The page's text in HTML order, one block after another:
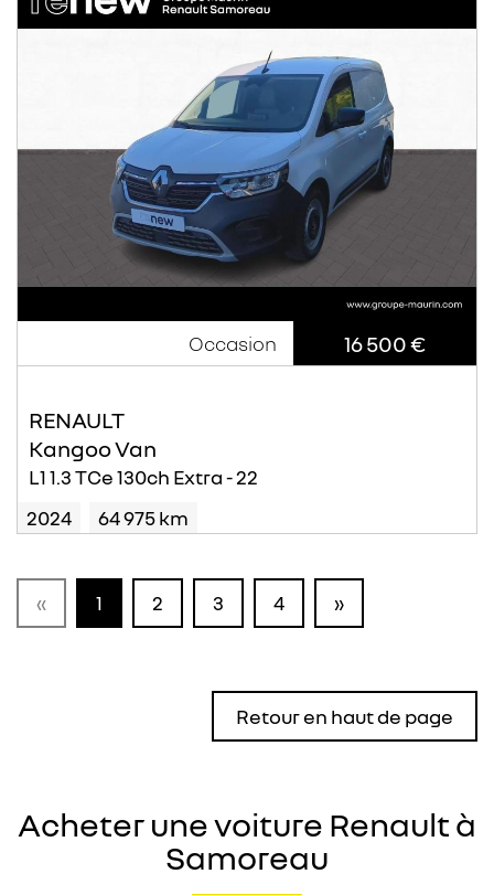
Occasion 16 500 €
RENAULT
Kangoo Van
L1 1.3 TCe 130ch Extra - 22
2024
64 975 km
« 1 2 3 4 »
Retour en haut de page
Acheter une voiture Renault à
Samoreau